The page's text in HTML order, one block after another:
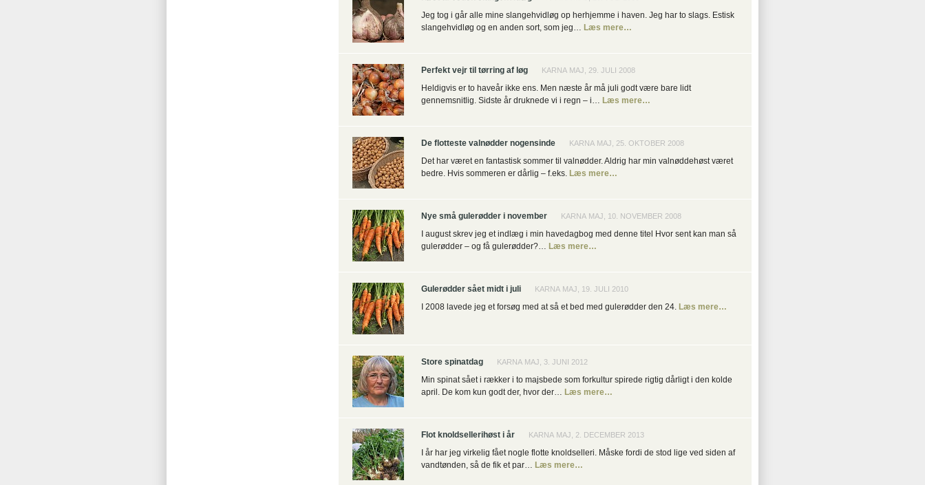
Jeg tog i går alle mine slangehvidløg op herhjemme i haven. Jeg har to slags. Estisk
slangehvidløg og en anden sort, som jeg… Læs mere…
Perfekt vejr til tørring af løg KARNA MAJ, 29. JULI 2008
Heldigvis er to haveår ikke ens. Men næste år må juli godt være bare lidt
gennemsnitlig. Sidste år druknede vi i regn – i… Læs mere…
De flotteste valnødder nogensinde KARNA MAJ, 25. OKTOBER 2008
Det har været en fantastisk sommer til valnødder. Aldrig har min valnøddehøst været
bedre. Hvis sommeren er dårlig – f.eks. Læs mere…
Nye små gulerødder i november KARNA MAJ, 10. NOVEMBER 2008
I august skrev jeg et indlæg i min havedagbog med denne titel Hvor sent kan man så
gulerødder – og få gulerødder?… Læs mere…
Gulerødder sået midt i juli KARNA MAJ, 19. JULI 2010
I 2008 lavede jeg et forsøg med at så et bed med gulerødder den 24. Læs mere…
Store spinatdag KARNA MAJ, 3. JUNI 2012
Min spinat sået i rækker i to majsbede som forkultur spirede rigtig dårligt i den kolde
april. De kom kun godt der, hvor der… Læs mere…
Flot knoldsellerihøst i år KARNA MAJ, 2. DECEMBER 2013
I år har jeg virkelig fået nogle flotte knoldselleri. Måske fordi de stod lige ved siden af
vandtønden, så de fik et par… Læs mere…